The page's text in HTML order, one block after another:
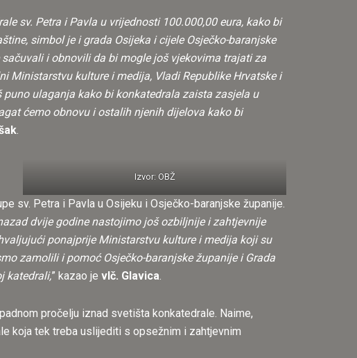
sv. Petra i Pavla u vrijednosti 100.000,00 eura, kako bi
simbol je i grada Osijeka i cijele Osječko-baranjske
i obnovili da bi mogle još vjekovima trajati za
Ministarstvu kulture i medija, Vladi Republike Hrvatske i
ulaganja kako bi konkatedrala zaista zasjela u
ćemo obnovu i ostalih njenih dijelova kako bi
.
Izvor: OBŽ
sv. Petra i Pavla u Osijeku i Osječko-baranjske županije.
dvije godine nastojimo još ozbiljnije i zahtjevnije
ponajprije Ministarstvu kulture i medija koji su
zamolili i pomoć Osječko-baranjske županije i Grada
katedrali,” kazao je vlč. Glavica.
pročelju iznad svetišta konkatedrale. Naime,
koja tek treba uslijediti s opsežnim i zahtjevnim